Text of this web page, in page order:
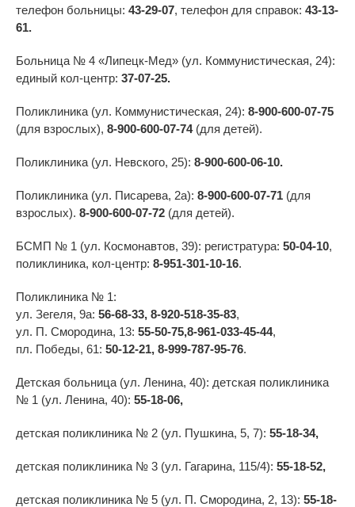
телефон больницы: 43-29-07, телефон для справок: 43-13-
61.
Больница № 4 «Липецк-Мед» (ул. Коммунистическая, 24):
единый кол-центр: 37-07-25.
Поликлиника (ул. Коммунистическая, 24): 8-900-600-07-75
(для взрослых), 8-900-600-07-74(для детей).
Поликлиника (ул. Невского, 25): 8-900-600-06-10.
Поликлиника (ул. Писарева, 2а): 8-900-600-07-71 (для
взрослых). 8-900-600-07-72 (для детей).
БСМП № 1 (ул. Космонавтов, 39): регистратура: 50-04-10,
поликлиника, кол-центр: 8-951-301-10-16.
Поликлиника № 1:
ул. Зегеля, 9а: 56-68-33, 8-920-518-35-83,
ул. П. Смородина, 13: 55-50-75,8-961-033-45-44,
пл. Победы, 61: 50-12-21, 8-999-787-95-76.
Детская больница (ул. Ленина, 40): детская поликлиника
№ 1 (ул. Ленина, 40): 55-18-06,
детская поликлиника № 2 (ул. Пушкина, 5, 7): 55-18-34,
детская поликлиника № 3 (ул. Гагарина, 115/4): 55-18-52,
детская поликлиника № 5 (ул. П. Смородина, 2, 13): 55-18-